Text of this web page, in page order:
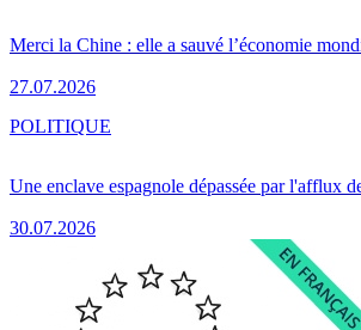
Merci la Chine : elle a sauvé l’économie
27.07.2026
Une enclave espagnole dépassée par l'afflux
30.07.2026
POLITIQUE